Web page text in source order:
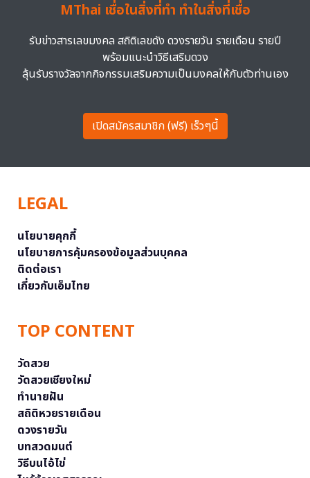
MThai เชื่อในสิ่งที่ทำ ทำในสิ่งที่เชื่อ
รับข่าวสารเลขมงคล สถิติเลขดัง ดวงรายวัน รายเดือน รายปี
พร้อมแนะนำวิธีเสริมดวง
ลุ้นรับรางวัลจากกิจกรรมเสริมความเป็นมงคลให้กับตัวท่านเอง
เปิดสมัครสมาชิก (ฟรี) เร็วๆนี้
LEGAL
นโยบายคุกกี้
นโยบายการคุ้มครองข้อมูลส่วนบุคคล
ติดต่อเรา
เกี่ยวกับเอ็มไทย
TOP CONTENT
วัดสวย
วัดสวยเชียงใหม่
ทำนายฝัน
สถิติหวยรายเดือน
ดวงรายวัน
บทสวดมนต์
วิธีบนไอ้ไข่